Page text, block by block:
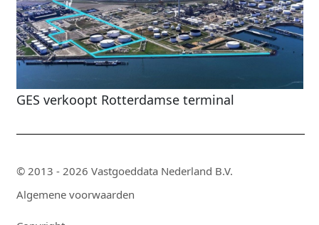
GES verkoopt Rotterdamse terminal
© 2013 - 2026 Vastgoeddata Nederland B.V.
Algemene voorwaarden